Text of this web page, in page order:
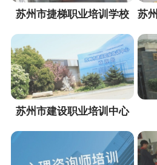
苏州市捷梯职业培训学校
苏州市建设职业培训中心